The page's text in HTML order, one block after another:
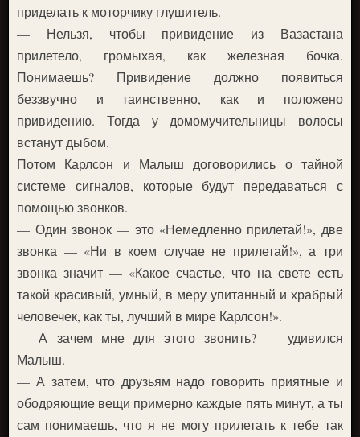
приделать к моторчику глушитель.
— Нельзя, чтобы привидение из Вазастана
прилетело, громыхая, как железная бочка.
Понимаешь? Привидение должно появиться
беззвучно и таинственно, как и положено
привидению. Тогда у домомучительницы волосы
встанут дыбом.
Потом Карлсон и Малыш договорились о тайной
системе сигналов, которые будут передаваться с
помощью звонков.
— Один звонок — это «Немедленно прилетай!», две
звонка — «Ни в коем случае не прилетай!», а три
звонка значит — «Какое счастье, что на свете есть
такой красивый, умный, в меру упитанный и храбрый
человечек, как ты, лучший в мире Карлсон!».
— А зачем мне для этого звонить? — удивился
Малыш.
— А затем, что друзьям надо говорить приятные и
ободряющие вещи примерно каждые пять минут, а ты
сам понимаешь, что я не могу прилетать к тебе так